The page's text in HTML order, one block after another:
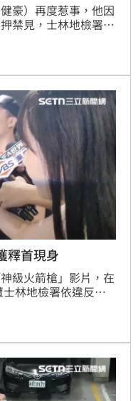
豪）再度惹事，他因
禁見，士林地檢署今
金趕赴法院，稍早
釋首現身
級火箭槍」影片，在
林地檢署依違反槍
、出境出海；不能跟
揹著大背包還有大手
後，孫安佐步出法
正判決」也再度重申